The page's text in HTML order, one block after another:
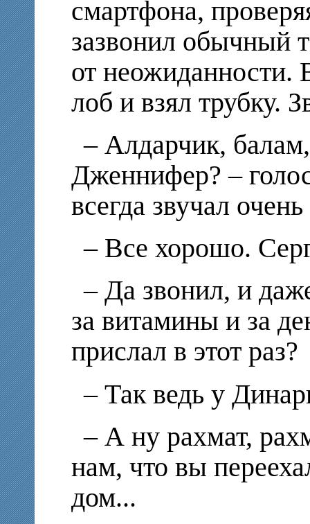
смартфона,
зазвонил обычный
от неожиданности.
лоб и взял трубку.
– Алдарчик,
Дженнифер? –
всегда звучал
– Все хорошо.
– Да звонил, и
за витамины и за
прислал в этот раз?
– Так ведь у
– А ну рахмат,
нам, что вы
дом...